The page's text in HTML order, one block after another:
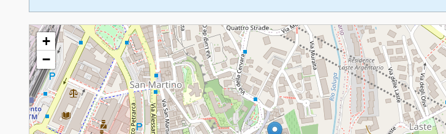
Frati Minori Cappuccini
+
−